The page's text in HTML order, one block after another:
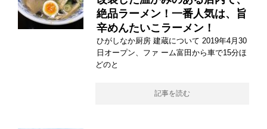
絶品ラーメン！一番人気は、旨
辛めんたいこラーメン！
ひがしなか厨房 建蔵について 2019年4月30
日オープン、ファ ーム富田から車で15分ほ
どのと
記事を読む